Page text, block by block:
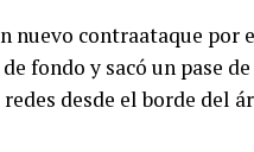
nuevo contraataque
fondo y sacó un pase
desde el borde del